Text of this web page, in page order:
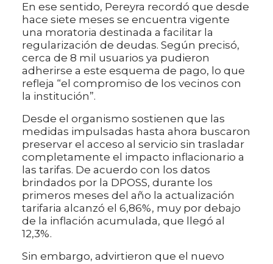
En ese sentido, Pereyra recordó que desde
hace siete meses se encuentra vigente
una moratoria destinada a facilitar la
regularización de deudas. Según precisó,
cerca de 8 mil usuarios ya pudieron
adherirse a este esquema de pago, lo que
refleja “el compromiso de los vecinos con
la institución”.
Desde el organismo sostienen que las
medidas impulsadas hasta ahora buscaron
preservar el acceso al servicio sin trasladar
completamente el impacto inflacionario a
las tarifas. De acuerdo con los datos
brindados por la DPOSS, durante los
primeros meses del año la actualización
tarifaria alcanzó el 6,86%, muy por debajo
de la inflación acumulada, que llegó al
12,3%.
Sin embargo, advirtieron que el nuevo